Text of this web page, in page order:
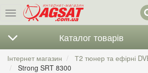
Меню
Каталог товарів
Інтернет магазин
Т2 тюнер та ефірні
Strong SRT 8300